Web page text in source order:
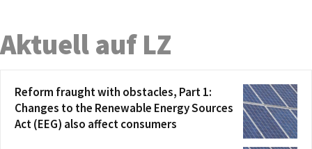
Aktuell auf LZ
Reform fraught with obstacles, Part 1:
Changes to the Renewable Energy Sources
Act (EEG) also affect consumers